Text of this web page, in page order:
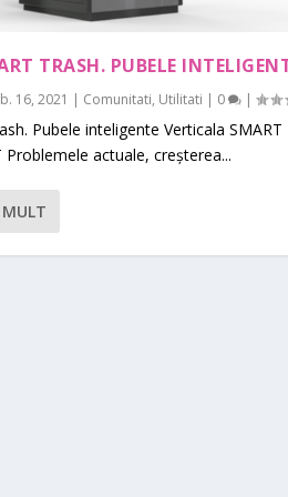
TRASH. PUBELE
16, 2021 | Comunitati, Utilitati | 0 |
Pubele inteligente Verticala SMART
Problemele actuale, creșterea...